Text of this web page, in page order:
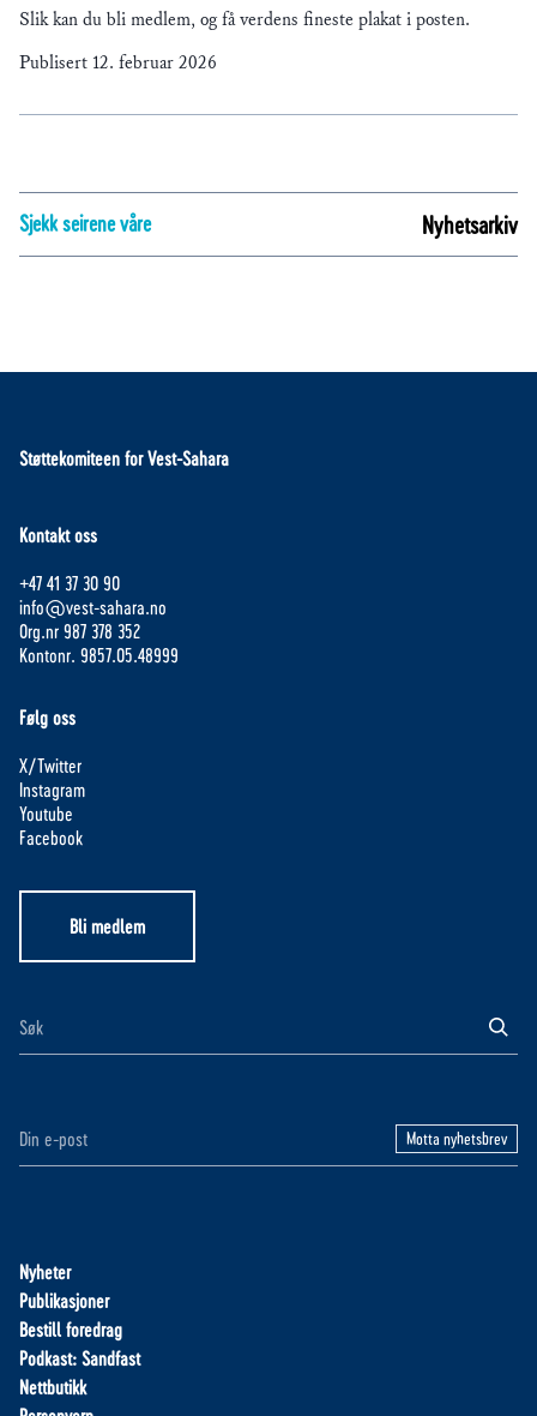
Slik kan du bli medlem, og få verdens fineste plakat i posten.
Publisert 12. februar 2026
Sjekk seirene våre Nyhetsarkiv
Støttekomiteen for Vest-Sahara
Kontakt oss
+47 41 37 30 90
info@vest-sahara.no
Org.nr 987 378 352
Kontonr. 9857.05.48999
Følg oss
X/Twitter
Instagram
Youtube
Facebook
Bli medlem
Motta nyhetsbrev
Nyheter
Publikasjoner
Bestill foredrag
Podkast: Sandfast
Nettbutikk